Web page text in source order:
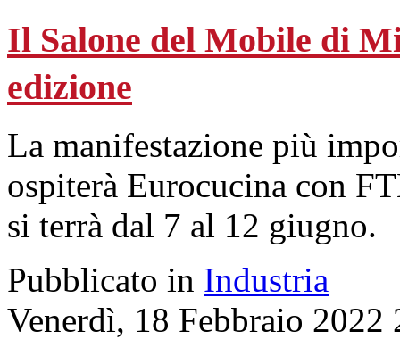
Il Salone del Mobile di
edizione
La manifestazione più
ospiterà Eurocucina con
si terrà dal 7 al 12 giugno.
Pubblicato in Industria
Venerdì, 18 Febbraio 2022